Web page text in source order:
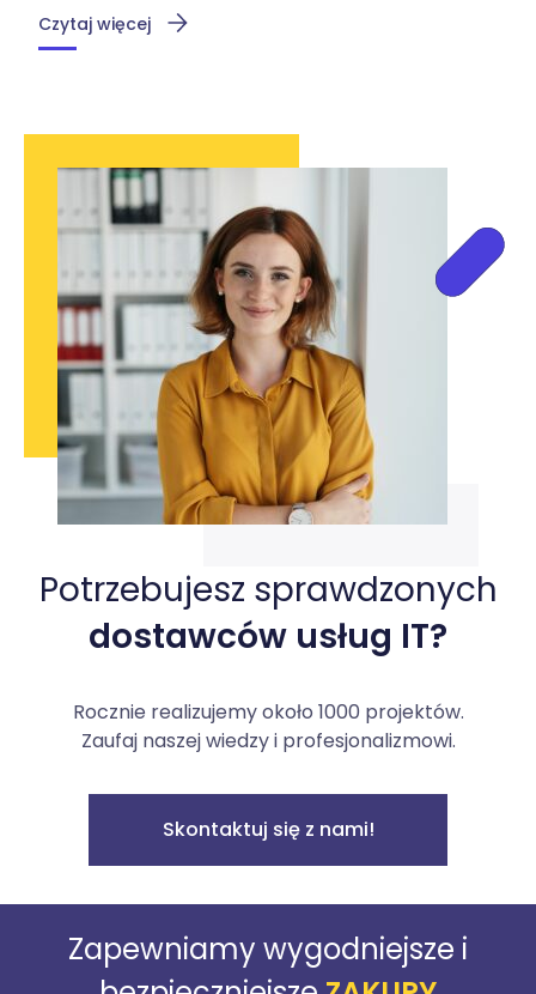
Czytaj więcej
Potrzebujesz sprawdzonych
dostawców usług IT?
Rocznie realizujemy około 1000 projektów.
Zaufaj naszej wiedzy i profesjonalizmowi.
Skontaktuj się z nami!
Zapewniamy wygodniejsze i